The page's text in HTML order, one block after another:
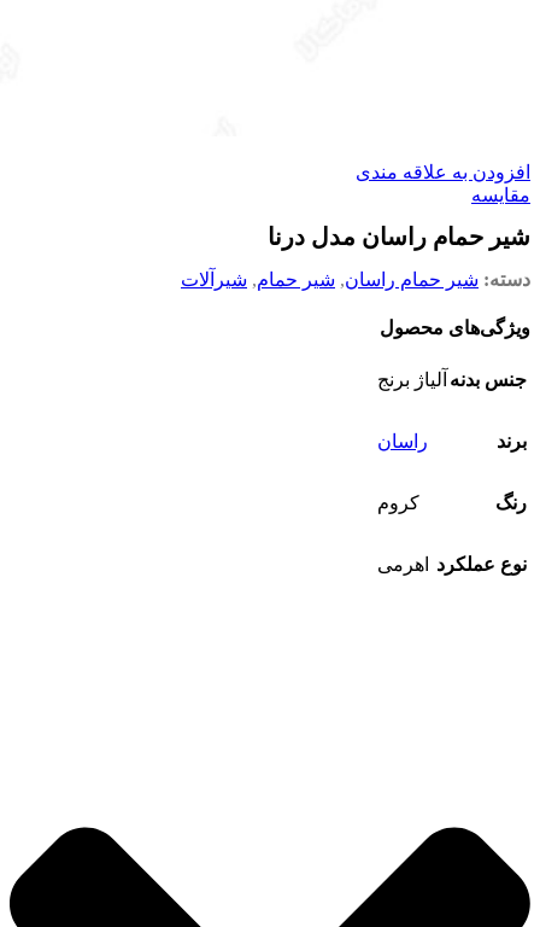
افزودن به علاقه مندی
مقایسه
شیر حمام راسان مدل درنا
دسته: شیر حمام راسان, شیر حمام, شیرآلات
ویژگی‌های محصول
جنس بدنه آلیاژ برنج
برند راسان
رنگ کروم
نوع عملکرد اهرمی